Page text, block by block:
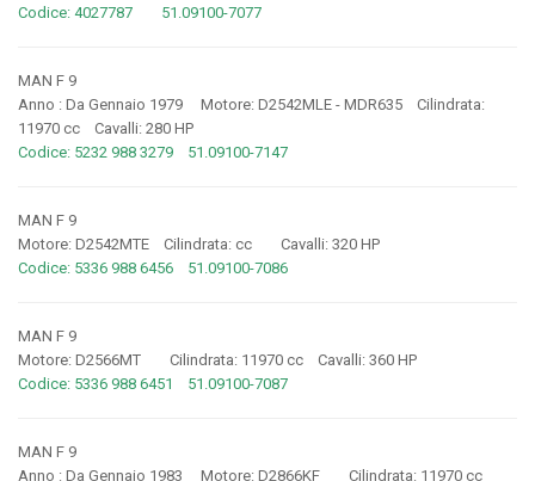
Codice: 4027787 51.09100-7077
MAN F 9
Anno : Da Gennaio 1979 Motore: D2542MLE - MDR635 Cilindrata:
11970 cc Cavalli: 280 HP
Codice: 5232 988 3279 51.09100-7147
MAN F 9
Motore: D2542MTE Cilindrata: cc Cavalli: 320 HP
Codice: 5336 988 6456 51.09100-7086
MAN F 9
Motore: D2566MT Cilindrata: 11970 cc Cavalli: 360 HP
Codice: 5336 988 6451 51.09100-7087
MAN F 9
Anno : Da Gennaio 1983 Motore: D2866KF Cilindrata: 11970 cc